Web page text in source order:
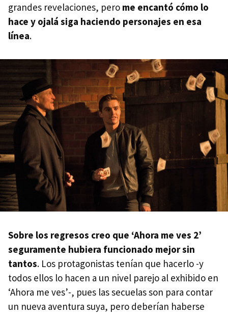
grandes revelaciones, pero me encantó cómo lo
hace y ojalá siga haciendo personajes en esa
línea.
Sobre los regresos creo que ‘Ahora me ves 2’
seguramente hubiera funcionado mejor sin
tantos. Los protagonistas tenían que hacerlo -y
todos ellos lo hacen a un nivel parejo al exhibido en
‘Ahora me ves’-, pues las secuelas son para contar
un nueva aventura suya, pero deberían haberse